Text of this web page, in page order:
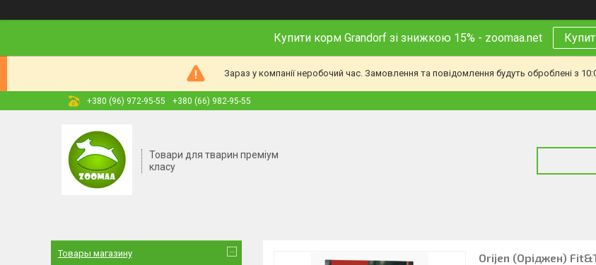
Купити корм Grandorf зі знижкою 15% - zoomaa.net
Зараз у компанії неробочий час. Замовлення та повідомлення будуть оброблені з
+380 (96) 972-95-55 +380 (66) 982-95-55
Товари для тварин преміум
класу
Orijen (Оріджен)
Товары магазину